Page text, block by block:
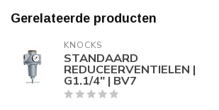
Gerelateerde producten
KNOCKS
STANDAARD
REDUCEERVENTIELEN |
G1.1/4" | BV7